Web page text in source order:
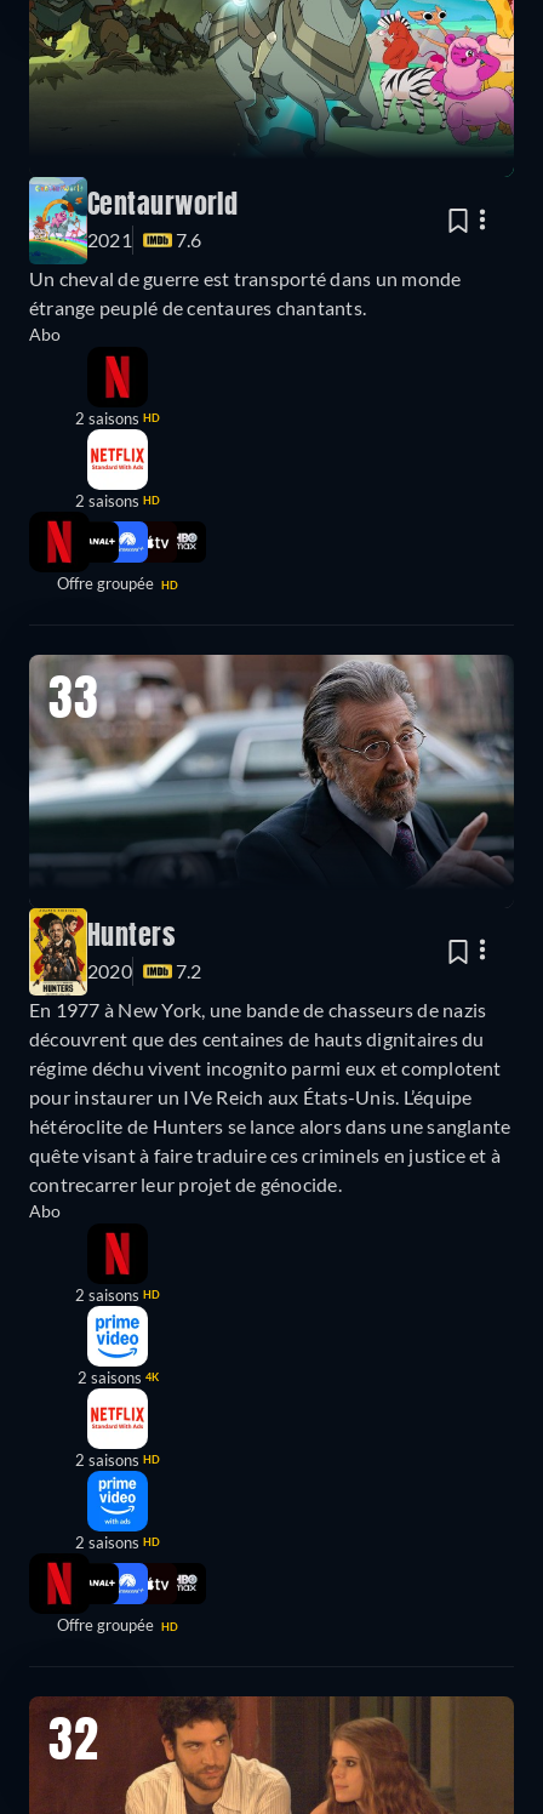
Centaurworld
2021
7.6
Un cheval de guerre est transporté dans un monde
étrange peuplé de centaures chantants.
Abo
2 saisons HD
2 saisons HD
Offre groupée HD
33
Hunters
2020
7.2
En 1977 à New York, une bande de chasseurs de nazis
découvrent que des centaines de hauts dignitaires du
régime déchu vivent incognito parmi eux et complotent
pour instaurer un IVe Reich aux États-Unis. L’équipe
hétéroclite de Hunters se lance alors dans une sanglante
quête visant à faire traduire ces criminels en justice et à
contrecarrer leur projet de génocide.
Abo
2 saisons HD
2 saisons 4K
2 saisons HD
2 saisons HD
Offre groupée HD
32